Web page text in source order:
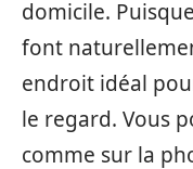
domicile.
font
endroit idéal
le regard. Vous
comme sur la